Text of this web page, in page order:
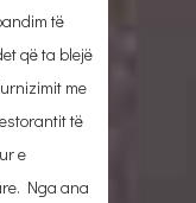
të
që ta blejë
me
të
e
Nga ana